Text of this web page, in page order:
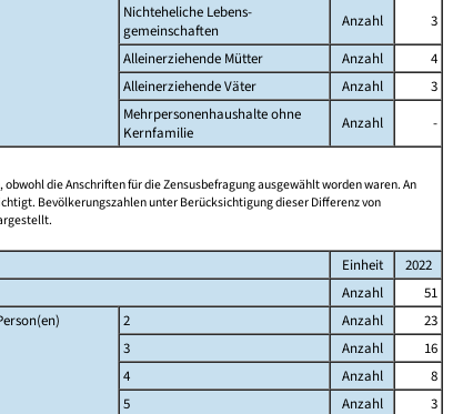
Nichteheliche Lebens-
gemeinschaften
Anzahl
3
Alleinerziehende Mütter
Anzahl
4
Alleinerziehende Väter
Anzahl
3
Mehrpersonenhaushalte ohne
Kernfamilie
Anzahl
-
die Anschriften für die Zensusbefragung ausgewählt worden waren. An
Bevölkerungszahlen unter Berücksichtigung dieser Differenz von
Einheit
2022
Anzahl
51
2 Anzahl
23
3
Anzahl
16
4
Anzahl
8
5
Anzahl
3